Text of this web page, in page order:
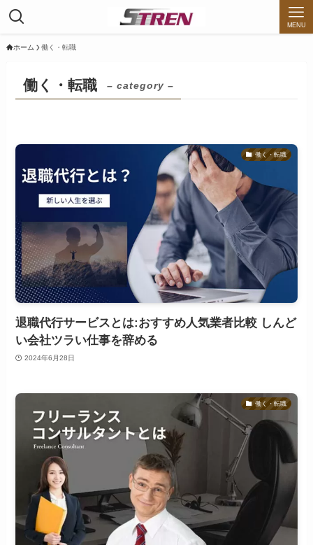
MENU
ホーム 働く・転職
働く・転職 – category –
働く・転職
退職代行サービスとは:おすすめ人気業者比較 しんど
い会社ツラい仕事を辞める
2024年6月28日
働く・転職